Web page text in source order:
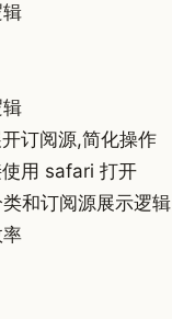
订阅源,简化操作
用 safari 打开
和订阅源展示逻辑